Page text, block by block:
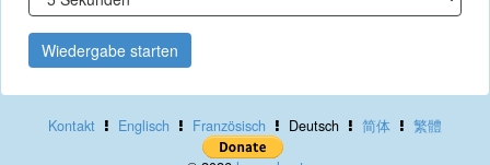
Wiedergabe starten
Kontakt Englisch Französisch Deutsch 简体 繁體